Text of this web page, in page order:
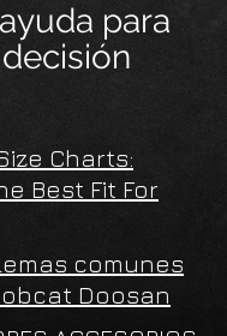
para
Charts:
Best Fit For
comunes
Doosan